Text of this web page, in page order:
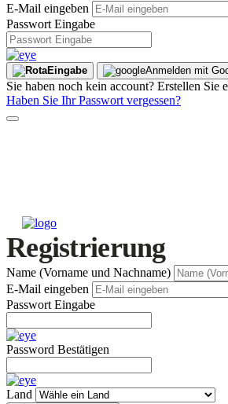
E-Mail eingeben
Passwort Eingabe
Eingabe Anmelden mit
Sie haben noch kein account? Erstellen Sie
Haben Sie Ihr Passwort vergessen?
Registrierung
Name (Vorname und Nachname)
E-Mail eingeben
Passwort Eingabe
Password Bestätigen
Land